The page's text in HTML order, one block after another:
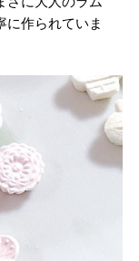
に作られていま